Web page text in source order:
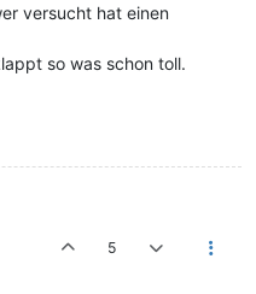
versucht hat einen
so was schon toll.
5